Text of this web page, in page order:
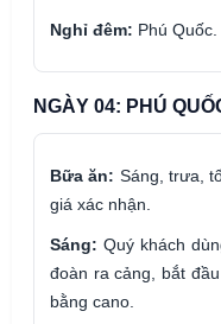
Nghỉ đêm: Phú Quốc.
NGÀY 04: PHÚ
Bữa ăn: Sáng, trưa,
giá xác nhận.
Sáng: Quý khách
đoàn ra cảng, bắt
bằng cano.